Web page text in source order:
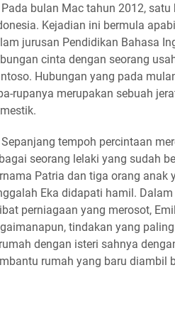
bulan Mac tahun 2012, satu
Kejadian ini bermula
jurusan Pendidikan Bahasa
cinta dengan seorang
Hubungan yang pada
rupanya merupakan sebuah
tempoh percintaan
seorang lelaki yang sudah
Patria dan tiga orang anak
Eka didapati hamil.
perniagaan yang merosot,
tindakan yang
dengan isteri sahnya
rumah yang baru diambil